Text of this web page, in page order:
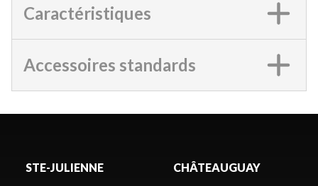
Caractéristiques
Accessoires standards
STE-JULIENNE CHÂTEAUGUAY